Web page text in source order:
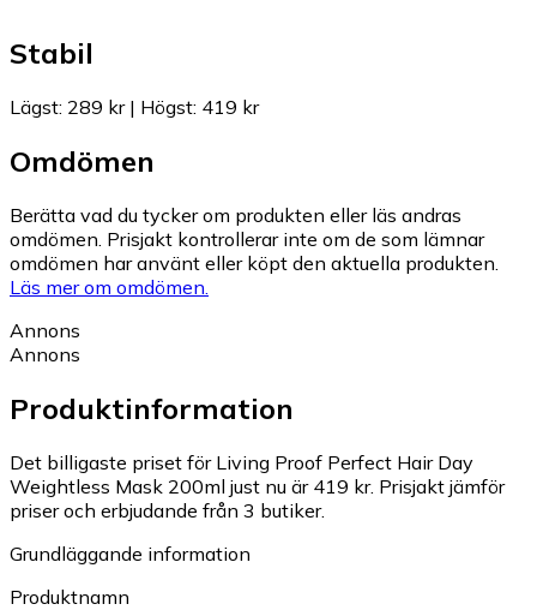
Stabil
Lägst: 289 kr| Högst: 419 kr
Omdömen
Berätta vad du tycker om produkten eller läs andras
omdömen. Prisjakt kontrollerar inte om de som lämnar
omdömen har använt eller köpt den aktuella produkten.
Läs mer om omdömen.
Annons
Annons
Produktinformation
Det billigaste priset för Living Proof Perfect Hair Day
Weightless Mask 200ml just nu är 419 kr. Prisjakt jämför
priser och erbjudande från 3 butiker.
Grundläggande information
Produktnamn